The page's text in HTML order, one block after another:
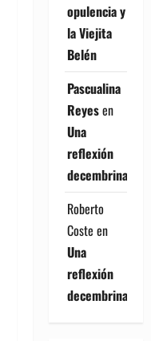
opulencia y
la Viejita
Belén
Pascualina
Reyesen
Una
reflexión
decembrina
Roberto
Coste en
Una
reflexión
decembrina